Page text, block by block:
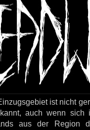
ist nicht
auch wenn sich
aus der Region